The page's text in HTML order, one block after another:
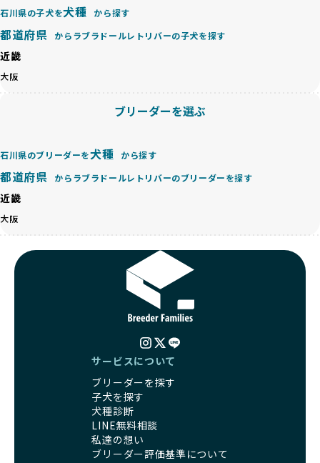
基づいた責任あるブリーディングを確保しています。
さらに、健康管理、社会性の育成、遺伝子検査、食事や運動
の質など、ワンちゃんの心身に配慮した飼育環境が整ってい
るかを評価する12項目の総合基準を設けています。これによ
り、より高い基準をクリアしたブリーダーだけを厳選してい
良ブリーダーのみが登録されています。
ゃんを家族のように愛するという理念を共有するブリーダー
のみを厳選しています。これにより、ユーザーの皆さんに安
心して選べる選択肢を提供しています。
「BreederFamilesのワンちゃんに優しい18の評価基準」は
こちら
BreederFamiliesでは、すべてのブリーダーを書類審査、直
接のヒアリング、現地確認を通じて厳しく評価しています。
このプロセスにより、育成環境や健康管理だけでなく、ブリ
ーダー自身の理念や姿勢までも丁寧に確認しています。
さらに、こうした評価結果は透明性を持って公開されている
ため、どのブリーダーを選んでも安心して子犬をお迎えいた
徹底した透明性こそが、BreederFamiliesの大きな特徴で
BreederFamiliesは、ペット業界が抱える命の大量生産・大
量販売、負担の大きい流通構造、劣悪な飼育環境といった課
題に真摯に向き合っています。優良ブリーダーとの直接取引
を促進することで、無駄な命の消費を減らし、命を大切にす
る社会の実現を目指しています。
待する理想と現実が大きく異なることも少なくありません。
健康と性格を次世代に引き継ぐために、ミックス犬の繁殖を
避けます。無計画な交配がもたらすリスクを理解し、飼い主
殖を徹底しているのです。
クス犬を繁殖し、健康管理や飼い主への配慮が不十分なこと
「ミックス犬を繁殖しない」の詳細はこちら
ゃんが長時間の輸送を強いられたり、狭いケージに閉じ込め
られるなど、心身に大きな負担がかかります。このような環
境は、ストレスや感染リスクを増大させるだけでなく、ワン
ちゃんの社会性や基本的なしつけにも悪影響を与える可能性
があります。
優良ブリーダーは、ワンちゃんの健康と幸せを第一に考え、
ペットショップやオークションを介さずに直接飼い主に渡す
ことを大切にしています。また、彼らはお迎え先を自身で確
認し、ワンちゃんが安心して暮らせる環境を整えるために直
接の引き渡しを基本とします。
一方で、営利優先ブリーダーは、広範囲に販売するためにペ
ットショップやオークションを活用し、子犬の心身への影響
を軽視しがちです。
「ペットショップ等を使わない」の詳細はこちら
近年、「小さくて可愛い」「珍しい毛色」という見た目の特
徴が人気を集め、高値で取引されることが多くなっていま
す。しかし、こうした特徴には健康リスクが伴う場合が少な
石川県の子犬を犬種 から探す
都道府県 からラブラドールレトリバーの子犬を探す
近畿
大阪
ブリーダーを選ぶ
石川県のブリーダーを犬種 から探す
都道府県 からラブラドールレトリバーのブリーダーを探す
近畿
大阪
サービスについて
ブリーダーを探す
子犬を探す
犬種診断
LINE無料相談
私達の想い
ブリーダー評価基準について